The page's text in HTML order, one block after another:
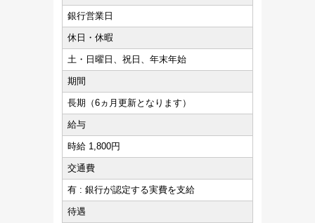
銀行営業日
休日・休暇
土・日曜日、祝日、年末年始
期間
長期（6ヵ月更新となります）
給与
時給 1,800円
交通費
有 : 銀行が認定する実費を支給
待遇